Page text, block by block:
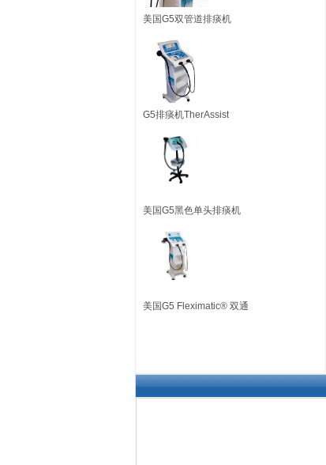
美国G5双管道排痰机
G5排痰机TherAssist
美国G5黑色单头排痰机
美国G5 Fleximatic® 双通